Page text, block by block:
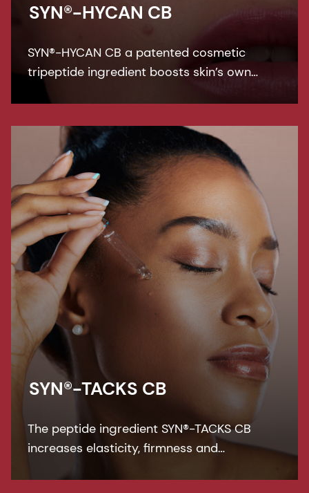
SYN®-HYCAN CB
SYN®-HYCAN CB a patented cosmetic
tripeptide ingredient boosts skin’s own
renewal of hyaluronic acid, resulting in a
moisturized skin.
SYN®-TACKS CB
The peptide ingredient SYN®-TACKS CB
increases elasticity, firmness and